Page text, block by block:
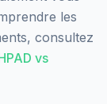
les
consultez
vs